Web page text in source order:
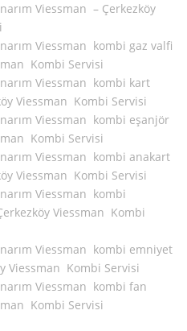
Viessman – Çerkezköy
Viessman kombi gaz valfi
Kombi Servisi
Viessman kombi kart
Viessman Kombi Servisi
Viessman kombi eşanjör
Kombi Servisi
Viessman kombi anakart
Viessman Kombi Servisi
Viessman kombi
Viessman Kombi
Viessman kombi emniyet
Viessman Kombi Servisi
Viessman kombi fan
Kombi Servisi